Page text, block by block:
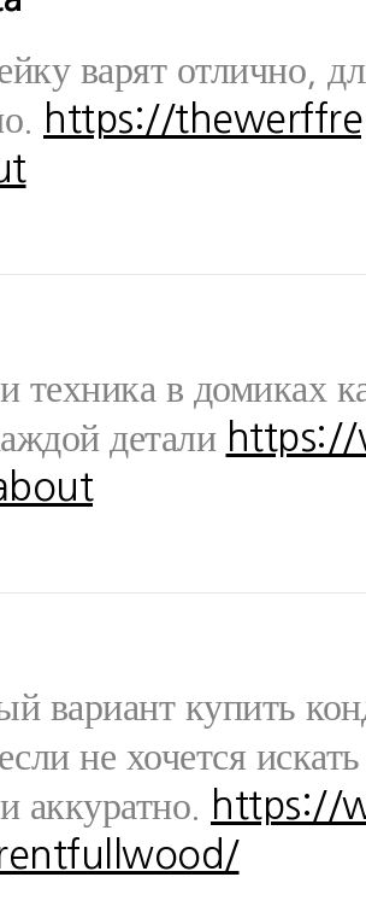
варят отлично,
https://
техника в домиках
детали https://
вариант купить
не хочется
аккуратно.
https://